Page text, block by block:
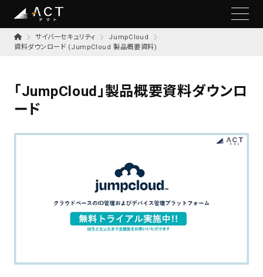
サイバーセキュリティ
JumpCloud
資料ダウンロード (JumpCloud 製品概要資料)
「JumpCloud」製品概要資料ダウンロ
ード